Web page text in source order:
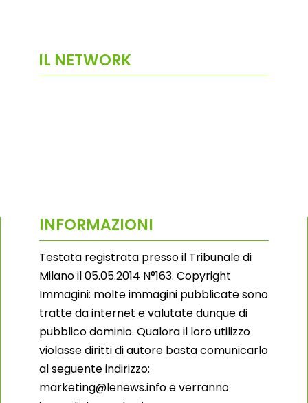
IL NETWORK
INFORMAZIONI
Testata registrata presso il Tribunale di
Milano il 05.05.2014 N°163. Copyright
Immagini: molte immagini pubblicate sono
tratte da internet e valutate dunque di
pubblico dominio. Qualora il loro utilizzo
violasse diritti di autore basta comunicarlo
al seguente indirizzo:
marketing@lenews.info e verranno